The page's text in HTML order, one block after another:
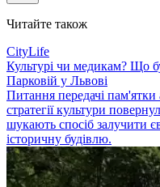
Читайте також
CityLife
Культурі чи медикам? Що
Парковій у Львові
Питання передачі пам'ятки
стратегії культури
шукають спосіб залучити
історичну будівлю.